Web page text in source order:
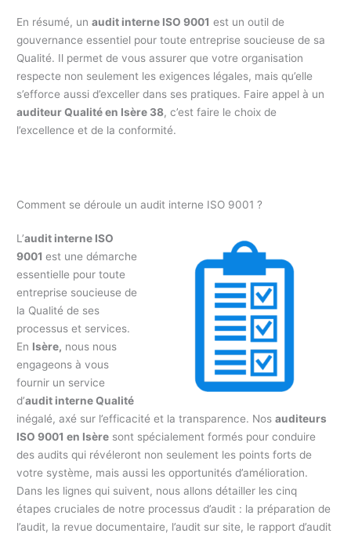
En résumé, unaudit interne ISO 9001 est un outil de
gouvernance essentiel pour toute entreprise soucieuse de sa
Qualité. Il permet de vous assurer que votre organisation
respecte non seulement les exigences légales, mais qu’elle
s’efforce aussi d’exceller dans ses pratiques. Faire appel à un
auditeur Qualité en Isère 38, c’est faire le choix de
l’excellence et de la conformité.
Comment se déroule un audit interne ISO 9001 ?
L’audit interne ISO
9001est une démarche
essentielle pour toute
entreprise soucieuse de
la Qualité de ses
processus et services.
En Isère, nous nous
engageons à vous
fournir un service
d’audit interne Qualité
inégalé, axé sur l’efficacité et la transparence. Nosauditeurs
ISO 9001 en Isère sont spécialement formés pour conduire
des audits qui révéleront non seulement les points forts de
votre système, mais aussi les opportunités d’amélioration.
Dans les lignes qui suivent, nous allons détailler les cinq
étapes cruciales de notre processus d’audit : la préparation de
l’audit, la revue documentaire, l’audit sur site, le rapport d’audit